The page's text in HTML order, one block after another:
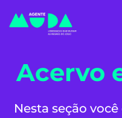
Acervo
Nesta seção